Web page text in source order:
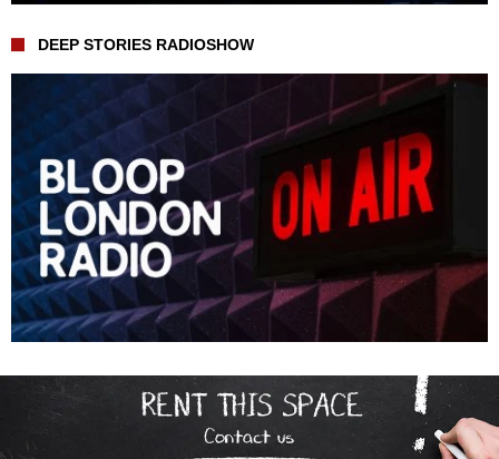
DEEP STORIES RADIOSHOW